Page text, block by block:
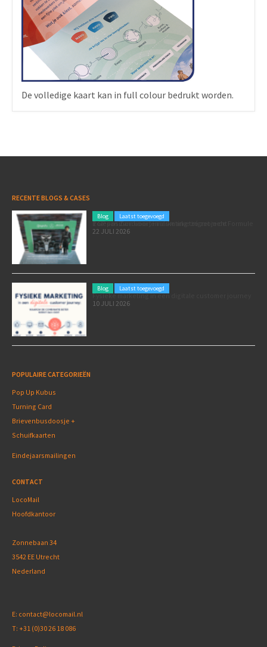
De volledige kaart kan in full colour bedrukt worden.
RECENTE BLOGS & CASES
Blog Laatst toegevoegd
Poleposition voor je marketing: zó zet je de Formule 1 GP van Zandvoort in als marketingmoment
22 JULI 2026
Blog Laatst toegevoegd
Fysieke marketing in een digitale customer journey
10 JULI 2026
POPULAIRE CATEGORIEËN
Pop Up Kubus
Turning Card
Brievenbusdoosje +
Schuifkaarten
Eindejaarsmailingen
CONTACT
LocoMail
Hoofdkantoor
Zonnebaan 34
3542 EE Utrecht
Nederland
E: contact@locomail.nl
T: +31 (0)30 26 18 086